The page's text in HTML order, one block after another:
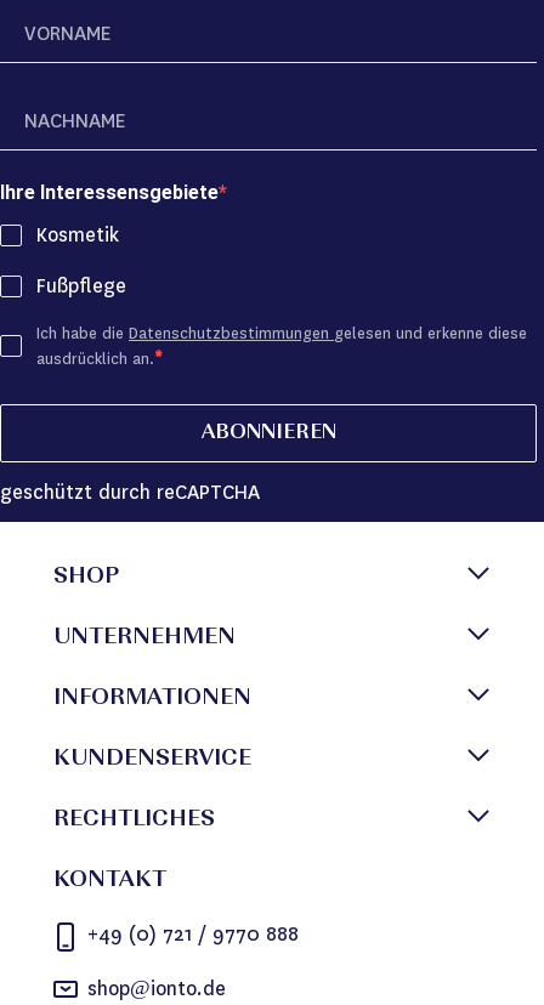
Ihre Interessensgebiete
Kosmetik
Fußpflege
Ich habe die Datenschutzbestimmungen gelesen und erkenne diese
ausdrücklich an.
ABONNIEREN
geschützt durch reCAPTCHA
SHOP
UNTERNEHMEN
INFORMATIONEN
KUNDENSERVICE
RECHTLICHES
KONTAKT
+49 (0) 721 / 9770 888
shop@ionto.de